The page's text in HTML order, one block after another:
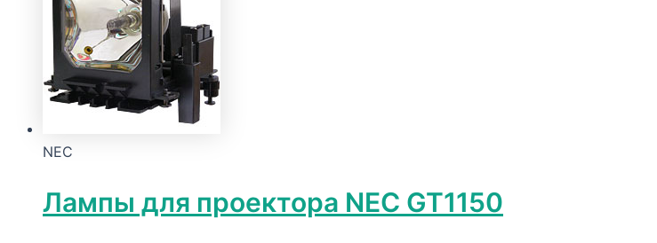
–
19718 ₽
NEC
Лампы для проектора NEC GT1150